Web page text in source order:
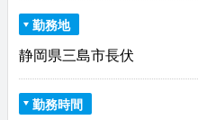
勤務地
静岡県三島市長伏
勤務時間